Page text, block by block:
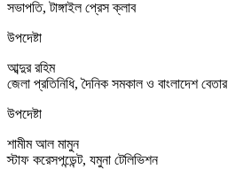
সভাপতি, টাঙ্গাইল প্রেস ক্লাব
উপদেষ্টা
আব্দুর রহিম
জেলা প্রতিনিধি, দৈনিক সমকাল ও বাংলাদেশ বেতার
উপদেষ্টা
শামীম আল মামুন
স্টাফ করেসপন্ডেন্ট, যমুনা টেলিভিশন